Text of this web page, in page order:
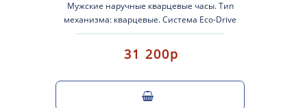
Мужские наручные кварцевые часы. Тип
механизма: кварцевые. Система Eco-Drive
(аккумулятор с питанием от световой энергии..
31 200р